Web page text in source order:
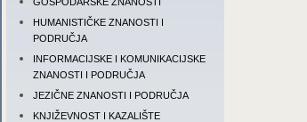
HUMANISTIČKE ZNANOSTI I
PODRUČJA
INFORMACIJSKE I KOMUNIKACIJSKE
ZNANOSTI I PODRUČJA
JEZIČNE ZNANOSTI I PODRUČJA
KNJIŽEVNOST I KAZALIŠTE